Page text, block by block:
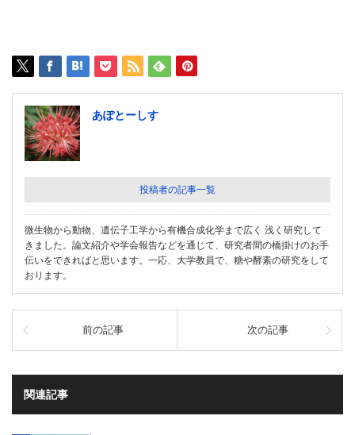
あぽとーしす
投稿者の記事一覧
微生物から動物、遺伝子工学から有機合成化学まで広く 浅く研究して
きました。論文紹介や学会報告などを通じて、研究者間の橋掛けのお手
伝いをできればと思います。一応、大学教員で、糖や酵素の研究をして
おります。
前の記事 次の記事
関連記事